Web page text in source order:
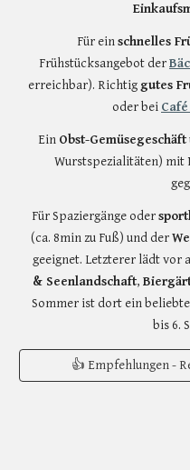
Für einschnelles
Frühstücksangebot der
erreichbar). Richtig gutes
oderbei
Ein Obst-Gemüsegeschäft
Wurstspezialitäten) mit
Für Spaziergänge oder
(ca. 8min zu Fuß) und der
geeignet. Letzterer lädt vor
& Seenlandschaft,
Sommer ist dort ein
bis 6.
👍 Empfehlungen -